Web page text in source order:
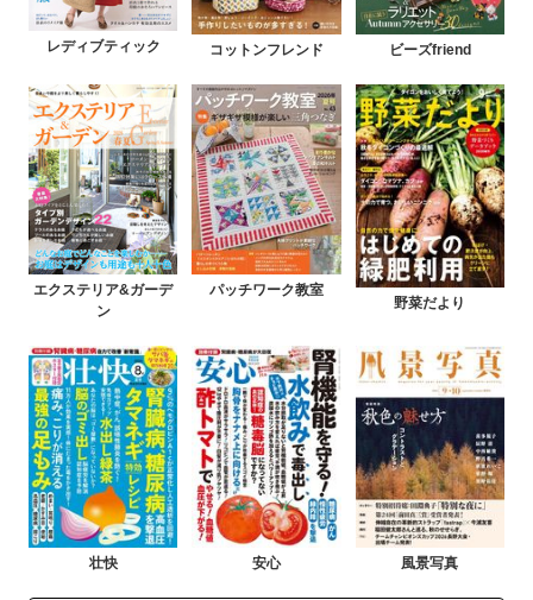
レディブティック コットンフレンド ビーズfriend
エクステリア&ガーデ
ン
パッチワーク教室
野菜だより
壮快 安心 風景写真